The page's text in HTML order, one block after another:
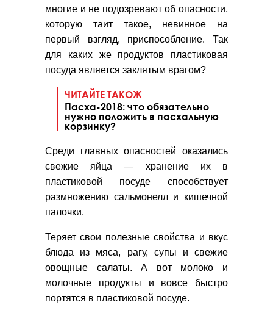
многие и не подозревают об опасности,
которую таит такое, невинное на
первый взгляд, приспособление. Так
для каких же продуктов пластиковая
посуда является заклятым врагом?
ЧИТАЙТЕ ТАКОЖ
Пасха-2018: что обязательно
нужно положить в пасхальную
корзинку?
Среди главных опасностей оказались
свежие яйца — хранение их в
пластиковой посуде способствует
размножению сальмонелл и кишечной
палочки.
Теряет свои полезные свойства и вкус
блюда из мяса, рагу, супы и свежие
овощные салаты. А вот молоко и
молочные продукты и вовсе быстро
портятся в пластиковой посуде.